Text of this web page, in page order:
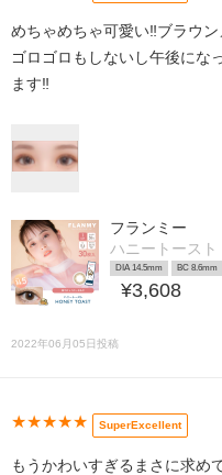
めちゃめちゃ可愛い‼️ブラウ
ゴロゴロもしないし午後にな
ます‼️
フランミー
ハニートースト
DIA 14.5mm BC 8.6mm
¥3,608
2022年06月05日投稿
★★★★★ SuperExcellent
もうかわいすぎるまさに求め